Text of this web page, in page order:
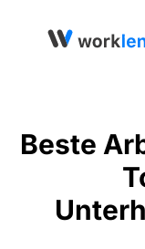
Beste